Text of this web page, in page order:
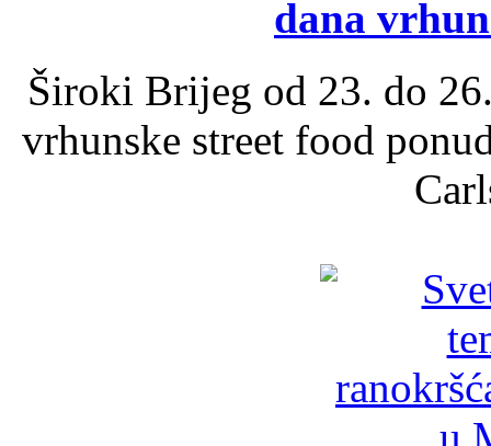
dana
Široki Brijeg od 23. do
vrhunske street food